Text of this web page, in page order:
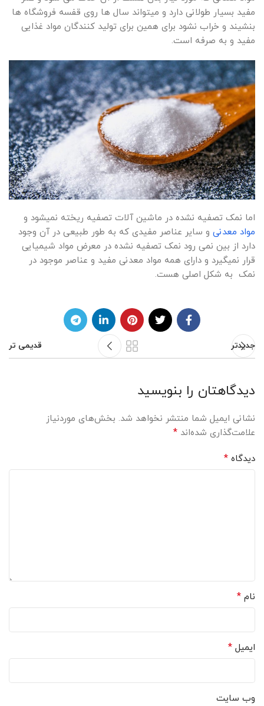
مفید بسیار طولانی دارد و میتواند سال ها روی قفسه فروشگاه ها
بنشیند و خراب نشود برای همین برای تولید کنندگان مواد غذایی
مفید و به صرفه است.
اما نمک تصفیه نشده در ماشین آلات تصفیه ریخته نمیشود و
مواد معدنی و سایر عناصر مفیدی که به طور طبیعی در آن وجود
دارد از بین نمی رود نمک تصفیه نشده در معرض مواد شیمیایی
قرار نمیگیرد و دارای همه مواد معدنی مفید و عناصر موجود در
نمک به شکل اصلی هست.
جدیدتر قدیمی تر
دیدگاهتان را بنویسید
نشانی ایمیل شما منتشر نخواهد شد. بخش‌های موردنیاز
علامت‌گذاری شده‌اند *
دیدگاه *
نام *
ایمیل *
وب‌ سایت